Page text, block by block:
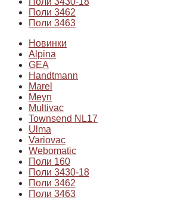
Поли 3462
Поли 3463
Новинки
Alpina
GEA
Handtmann
Marel
Meyn
Multivac
Townsend NL17
Ulma
Variovac
Webomatic
Поли 160
Поли 3430-18
Поли 3462
Поли 3463